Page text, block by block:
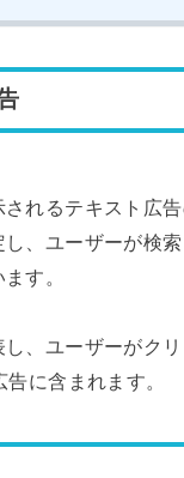
れるテキスト広
、ユーザーが検
す。
、ユーザーがク
に含まれます。